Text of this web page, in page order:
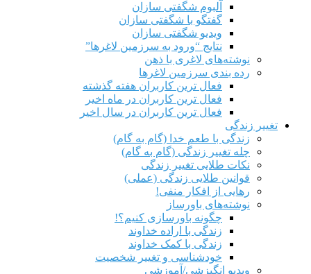
آلبوم شگفتی سازان
گفتگو با شگفتی سازان
ویدیو شگفتی سازان
نتایج “ورود به سرزمین لاغرها”
نوشته‌های لاغری با ذهن
رده بندی سرزمین لاغرها
فعال ترین کاربران هفته گذشته
فعال ترین کاربران در ماه اخیر
فعال ترین کاربران در سال اخیر
تغییر زندگی
زندگی با طعم خدا (گام به گام)
چله تغییر زندگی (گام به گام)
نکات طلایی تغییر زندگی
قوانین طلایی زندگی (عملی)
رهایی از افکار منفی!
نوشته‌های باورساز
چگونه باورسازی کنیم؟!
زندگی با اراده خداوند
زندگی با کمک خداوند
خودشناسی و تغییر شخصیت
ویدیو انگیزشی/آموزشی